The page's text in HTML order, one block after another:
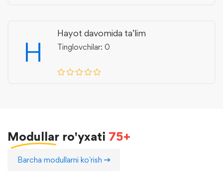
H
Hayot davomida ta’lim
Tinglovchilar: 0
Modullar ro'yxati 75+
Barcha modullarni ko`rish